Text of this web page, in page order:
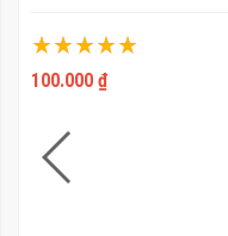
Xếp hạng:
100%
100.000 ₫